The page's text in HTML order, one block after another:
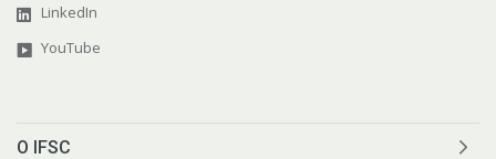
LinkedIn
YouTube
O IFSC